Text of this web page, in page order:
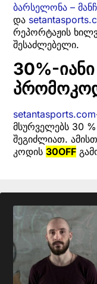
ბარსელონა –
და
რეპორტაჟის
შესაძლებელი.
30%-
setantasports.com
მსურველებს 30
შეგიძლიათ.
კოდის 30OFF